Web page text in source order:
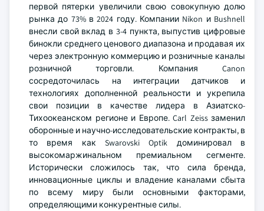
первой пятерки увеличили свою совокупную долю
рынка до 73% в 2024 году. Компании Nikon и Bushnell
внесли свой вклад в 3-4 пункта, выпустив цифровые
бинокли среднего ценового диапазона и продавая их
через электронную коммерцию и розничные каналы
розничной торговли. Компания Canon
сосредоточилась на интеграции датчиков и
технологиях дополненной реальности и укрепила
свои позиции в качестве лидера в Азиатско-
Тихоокеанском регионе и Европе. Carl Zeiss заменил
оборонные и научно-исследовательские контракты, в
то время как Swarovski Optik доминировал в
высокомаржинальном премиальном сегменте.
Исторически сложилось так, что сила бренда,
инновационные циклы и владение каналами сбыта
по всему миру были основными факторами,
определяющими конкурентные силы.